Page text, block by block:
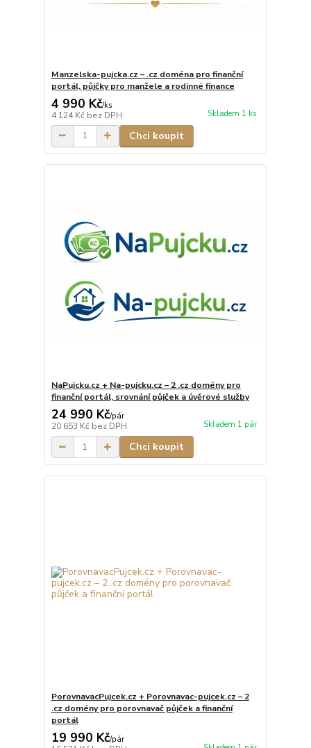
Manzelska-pujcka.cz – .cz doména pro finanční
portál, půjčky pro manžele a rodinné finance
4 990 Kč/ks
4 124 Kč bez DPH Skladem 1 ks
Chci koupit
NaPujcku.cz + Na-pujcku.cz – 2 .cz domény pro
finanční portál, srovnání půjček a úvěrové služby
24 990 Kč/pár
20 653 Kč bez DPH Skladem 1 pár
Chci koupit
PorovnavacPujcek.cz + Porovnavac-pujcek.cz – 2
.cz domény pro porovnavač půjček a finanční
portál
19 990 Kč/pár